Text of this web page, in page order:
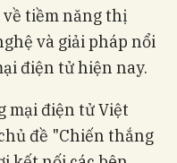
tiềm năng thị
và giải pháp nổi
điện tử hiện nay.
mại điện tử Việt
đề "Chiến thắng